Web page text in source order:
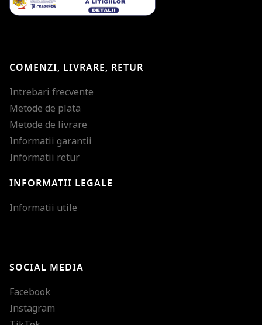
COMENZI, LIVRARE, RETUR
Intrebari frecvente
Metode de plata
Metode de livrare
Informatii garantii
Informatii retur
INFORMATII LEGALE
Informatii utile
SOCIAL MEDIA
Facebook
Instagram